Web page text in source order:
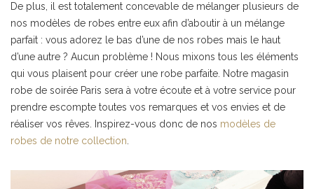
De plus, il est totalement concevable de mélanger plusieurs de
nos modèles de robes entre eux afin d’aboutir à un mélange
parfait : vous adorez le bas d’une de nos robes mais le haut
d’une autre ? Aucun problème ! Nous mixons tous les éléments
qui vous plaisent pour créer une robe parfaite. Notre magasin
robe de soirée Paris sera à votre écoute et à votre service pour
prendre escompte toutes vos remarques et vos envies et de
réaliser vos rêves. Inspirez-vous donc de nos modèles de
robes de notre collection